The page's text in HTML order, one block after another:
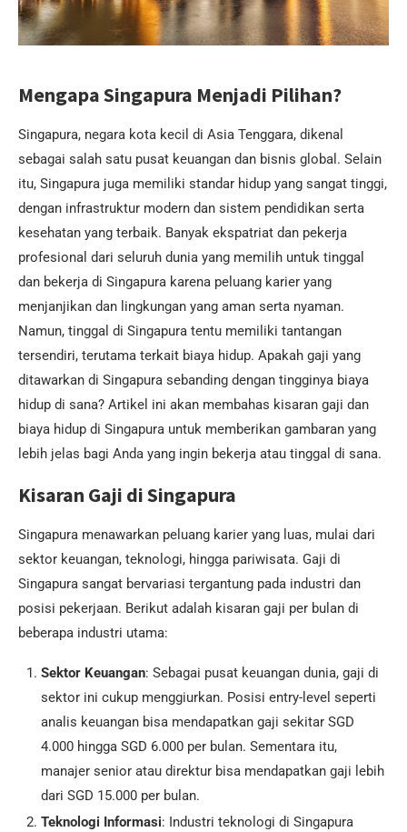
Mengapa Singapura Menjadi Pilihan?
Singapura, negara kota kecil di Asia Tenggara, dikenal
sebagai salah satu pusat keuangan dan bisnis global. Selain
itu, Singapura juga memiliki standar hidup yang sangat tinggi,
dengan infrastruktur modern dan sistem pendidikan serta
kesehatan yang terbaik. Banyak ekspatriat dan pekerja
profesional dari seluruh dunia yang memilih untuk tinggal
dan bekerja di Singapura karena peluang karier yang
menjanjikan dan lingkungan yang aman serta nyaman.
Namun, tinggal di Singapura tentu memiliki tantangan
tersendiri, terutama terkait biaya hidup. Apakah gaji yang
ditawarkan di Singapura sebanding dengan tingginya biaya
hidup di sana? Artikel ini akan membahas kisaran gaji dan
biaya hidup di Singapura untuk memberikan gambaran yang
lebih jelas bagi Anda yang ingin bekerja atau tinggal di sana.
Kisaran Gaji di Singapura
Singapura menawarkan peluang karier yang luas, mulai dari
sektor keuangan, teknologi, hingga pariwisata. Gaji di
Singapura sangat bervariasi tergantung pada industri dan
posisi pekerjaan. Berikut adalah kisaran gaji per bulan di
beberapa industri utama:
Sektor Keuangan: Sebagai pusat keuangan dunia, gaji di
sektor ini cukup menggiurkan. Posisi entry-level seperti
analis keuangan bisa mendapatkan gaji sekitar SGD
4.000 hingga SGD 6.000 per bulan. Sementara itu,
manajer senior atau direktur bisa mendapatkan gaji lebih
dari SGD 15.000 per bulan.
Teknologi Informasi: Industri teknologi di Singapura